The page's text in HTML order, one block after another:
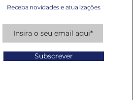
Receba novidades e atualizações
Subscrever